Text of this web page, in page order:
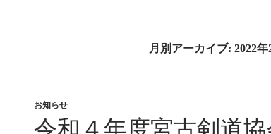
月別アーカイブ: 2022年
お知らせ